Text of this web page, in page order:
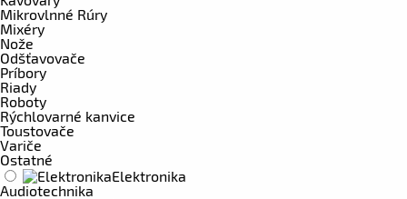
Mikrovlnné Rúry
Mixéry
Nože
Odšťavovače
Príbory
Riady
Roboty
Rýchlovarné kanvice
Toustovače
Variče
Ostatné
Elektronika
Audiotechnika